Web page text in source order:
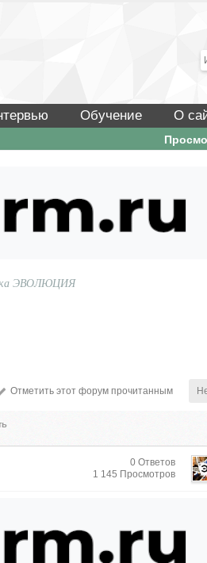
Обучение О
ЭВОЛЮЦИЯ
Отметить этот форум прочитанным
0 Ответов
1 145 Просмотров